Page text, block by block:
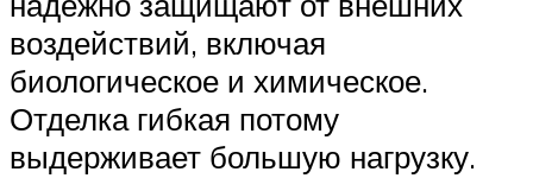
воздействий, включая
биологическое и химическое.
Отделка гибкая потому
выдерживает большую нагрузку.